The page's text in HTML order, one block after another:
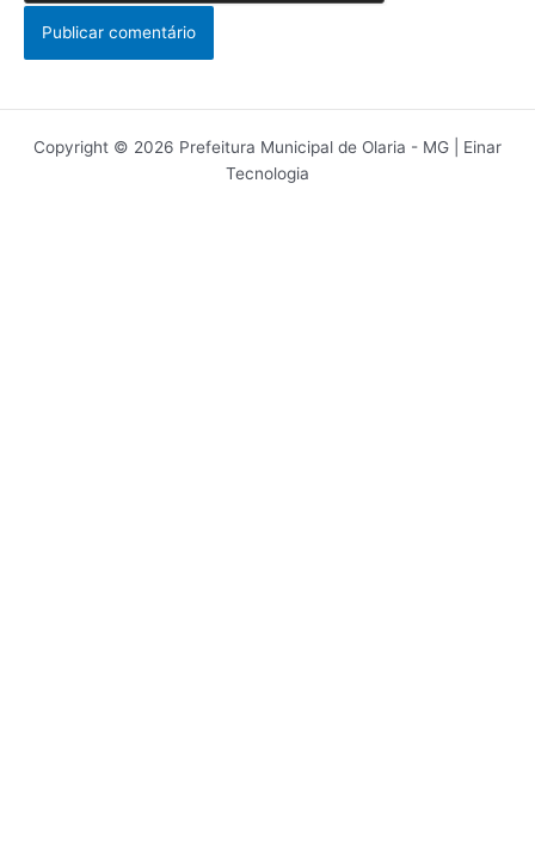
Copyright © 2026 Prefeitura Municipal de Olaria - MG | Einar
Tecnologia